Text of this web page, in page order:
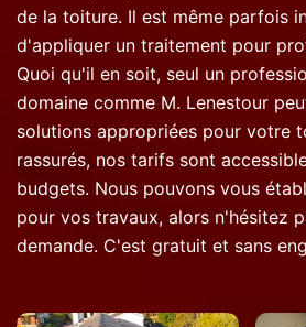
de la toiture. Il est même parfois
d'appliquer un traitement pour
Quoi qu'il en soit, seul un
domaine comme M. Lenestour
solutions appropriées pour votre
rassurés, nos tarifs sont
budgets. Nous pouvons vous
pour vos travaux, alors n'hésitez
demande. C'est gratuit et sans